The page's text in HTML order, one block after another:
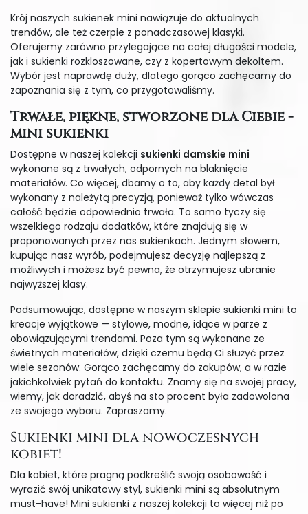
Krój naszych sukienek mini nawiązuje do aktualnych
trendów, ale też czerpie z ponadczasowej klasyki.
Oferujemy zarówno przylegające na całej długości modele,
jak i sukienki rozkloszowane, czy z kopertowym dekoltem.
Wybór jest naprawdę duży, dlatego gorąco zachęcamy do
zapoznania się z tym, co przygotowaliśmy.
Trwałe, piękne, stworzone dla Ciebie -
mini sukienki
Dostępne w naszej kolekcji sukienki damskie mini
wykonane są z trwałych, odpornych na blaknięcie
materiałów. Co więcej, dbamy o to, aby każdy detal był
wykonany z należytą precyzją, ponieważ tylko wówczas
całość będzie odpowiednio trwała. To samo tyczy się
wszelkiego rodzaju dodatków, które znajdują się w
proponowanych przez nas sukienkach. Jednym słowem,
kupując nasz wyrób, podejmujesz decyzję najlepszą z
możliwych i możesz być pewna, że otrzymujesz ubranie
najwyższej klasy.
Podsumowując, dostępne w naszym sklepie sukienki mini to
kreacje wyjątkowe — stylowe, modne, idące w parze z
obowiązującymi trendami. Poza tym są wykonane ze
świetnych materiałów, dzięki czemu będą Ci służyć przez
wiele sezonów. Gorąco zachęcamy do zakupów, a w razie
jakichkolwiek pytań do kontaktu. Znamy się na swojej pracy,
wiemy, jak doradzić, abyś na sto procent była zadowolona
ze swojego wyboru. Zapraszamy.
Sukienki mini dla nowoczesnych
kobiet!
Dla kobiet, które pragną podkreślić swoją osobowość i
wyrazić swój unikatowy styl, sukienki mini są absolutnym
must-have! Mini sukienki z naszej kolekcji to więcej niż po